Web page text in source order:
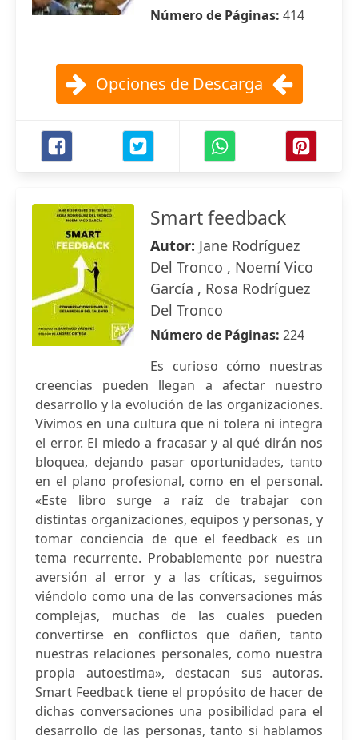
Número de Páginas: 414
Opciones de Descarga
Smart feedback
Autor: Jane Rodríguez
Del Tronco , Noemí Vico
García , Rosa Rodríguez
Del Tronco
Número de Páginas: 224
Es curioso cómo nuestras
creencias pueden llegan a afectar nuestro
desarrollo y la evolución de las organizaciones.
Vivimos en una cultura que ni tolera ni integra
el error. El miedo a fracasar y al qué dirán nos
bloquea, dejando pasar oportunidades, tanto
en el plano profesional, como en el personal.
«Este libro surge a raíz de trabajar con
distintas organizaciones, equipos y personas, y
tomar conciencia de que el feedback es un
tema recurrente. Probablemente por nuestra
aversión al error y a las críticas, seguimos
viéndolo como una de las conversaciones más
complejas, muchas de las cuales pueden
convertirse en conflictos que dañen, tanto
nuestras relaciones personales, como nuestra
propia autoestima», destacan sus autoras.
Smart Feedback tiene el propósito de hacer de
dichas conversaciones una posibilidad para el
desarrollo de las personas, tanto si hablamos